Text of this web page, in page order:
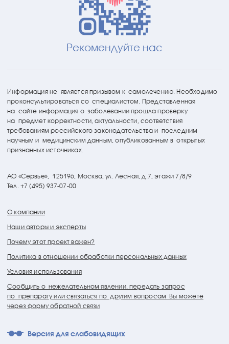
О компании
Наши авторы и эксперты
Почему этот проект важен?
Политика в отношении обработки персональных данных
Условия использования
Сообщить о нежелательном явлении, передать запрос
по препарату или связаться по другим вопросам Вы можете
через форму обратной связи
АО «Сервье», 125196, Москва, ул. Лесная, д.7, этажи 7/8/9
Тел. +7 (495) 937-07-00
Версия для слабовидящих
Информация не является призывом к самолечению. Необходимо
проконсультироваться со специалистом. Представленная
на сайте информация о заболевании прошла проверку
на предмет корректности, актуальности, соответствия
требованиям российского законодательства и последним
научным и медицинским данным, опубликованным в открытых
признанных источниках.
Рекомендуйте нас